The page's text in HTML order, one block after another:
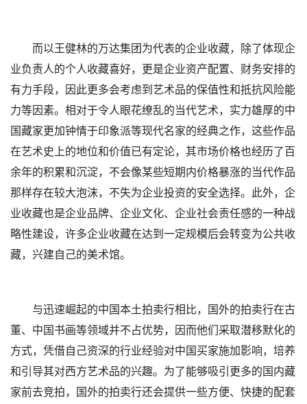
而以王健林的万达集团为代表的企业收藏，除了体现企
业负责人的个人收藏喜好，更是企业资产配置、财务安排的
有力手段，因此更多会考虑到艺术品的保值性和抵抗风险能
力等因素。相对于令人眼花缭乱的当代艺术，实力雄厚的中
国藏家更加钟情于印象派等现代名家的经典之作，这些作品
在艺术史上的地位和价值已有定论，其市场价格也经历了百
余年的积累和沉淀，不会像某些短期内价格暴涨的当代作品
那样存在较大泡沫，不失为企业投资的安全选择。此外，企
业收藏也是企业品牌、企业文化、企业社会责任感的一种战
略性建设，许多企业收藏在达到一定规模后会转变为公共收
藏，兴建自己的美术馆。
与迅速崛起的中国本土拍卖行相比，国外的拍卖行在古
董、中国书画等领域并不占优势，因而他们采取潜移默化的
方式，凭借自己资深的行业经验对中国买家施加影响，培养
和引导其对西方艺术品的兴趣。为了能够吸引更多的国内藏
家前去竞拍，国外的拍卖行还会提供一些方便、快捷的配套